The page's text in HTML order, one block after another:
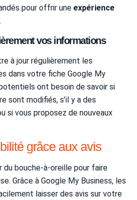
pour offrir une expérience
.
vos informations
à jour régulièrement les
dans votre fiche Google My
ont besoin de savoir si
sont modifiés, s’il y a des
si vous proposez de nouveaux
grâce aux avis
du bouche-à-oreille pour faire
Grâce à Google My Business, les
laisser des avis sur votre